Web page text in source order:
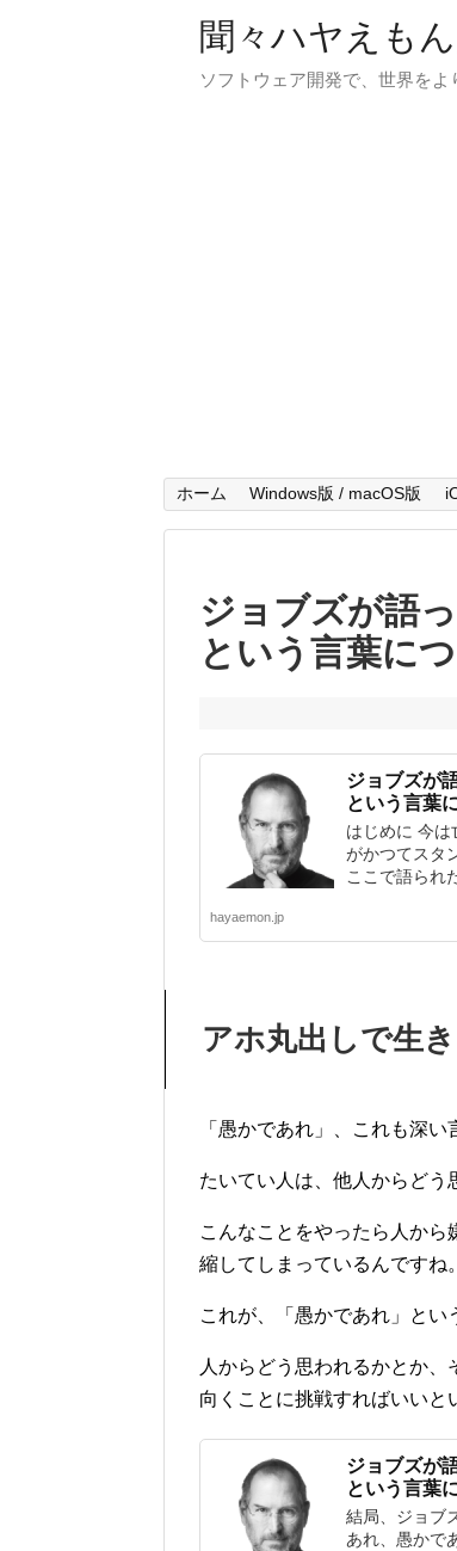
聞々ハヤえも
ソフトウェア開発で、世界をよ
ホーム Windows版 / macOS版
ジョブズが語
という言葉につ
ジョブズが
という言葉
はじめに 今
がかつてスタ
ここで語られ
hayaemon.jp
アホ丸出しで生
「愚かであれ」、これも深い
たいてい人は、他人からどう
こんなことをやったら人か
縮してしまっているんですね。
これが、「愚かであれ」とい
人からどう思われるかとか
向くことに挑戦すればいいと
ジョブズが
という言葉
結局、ジョブ
あれ、愚かで